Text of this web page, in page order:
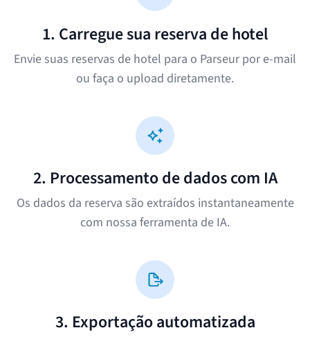
1. Carregue sua reserva de hotel
Envie suas reservas de hotel para o Parseur por e-mail
ou faça o upload diretamente.
2. Processamento de dados com IA
Os dados da reserva são extraídos instantaneamente
com nossa ferramenta de IA.
3. Exportação automatizada